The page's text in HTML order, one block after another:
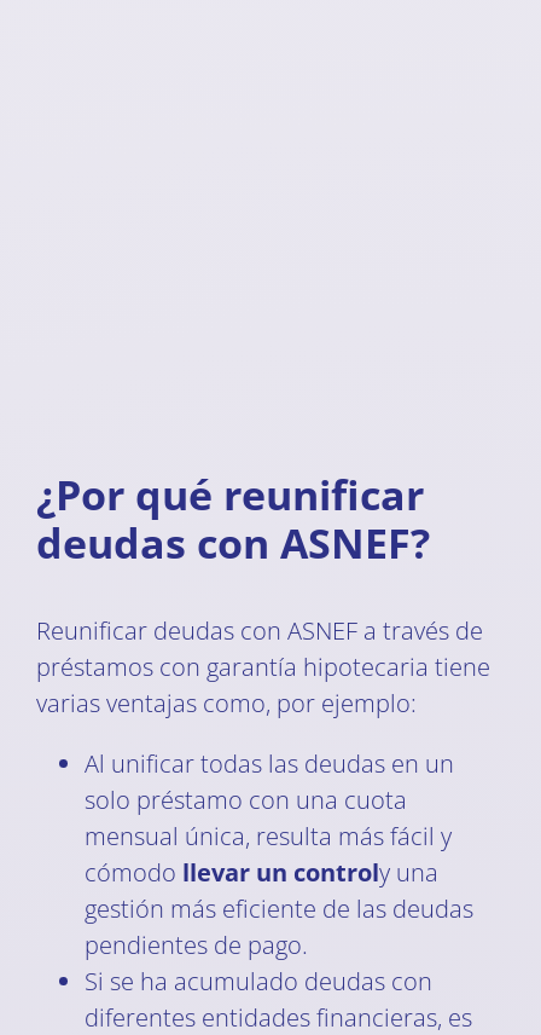
¿Por qué reunificar
deudas con ASNEF?
Reunificar deudas con ASNEF a través de
préstamos con garantía hipotecaria tiene
varias ventajas como, por ejemplo:
Al unificar todas las deudas en un
solo préstamo con una cuota
mensual única, resulta más fácil y
cómodo llevar un controly una
gestión más eficiente de las deudas
pendientes de pago.
Si se ha acumulado deudas con
diferentes entidades financieras, es